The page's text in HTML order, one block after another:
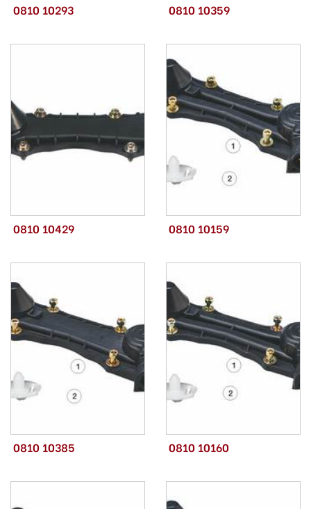
0810 10293 0810 10359
0810 10429 0810 10159
0810 10385 0810 10160